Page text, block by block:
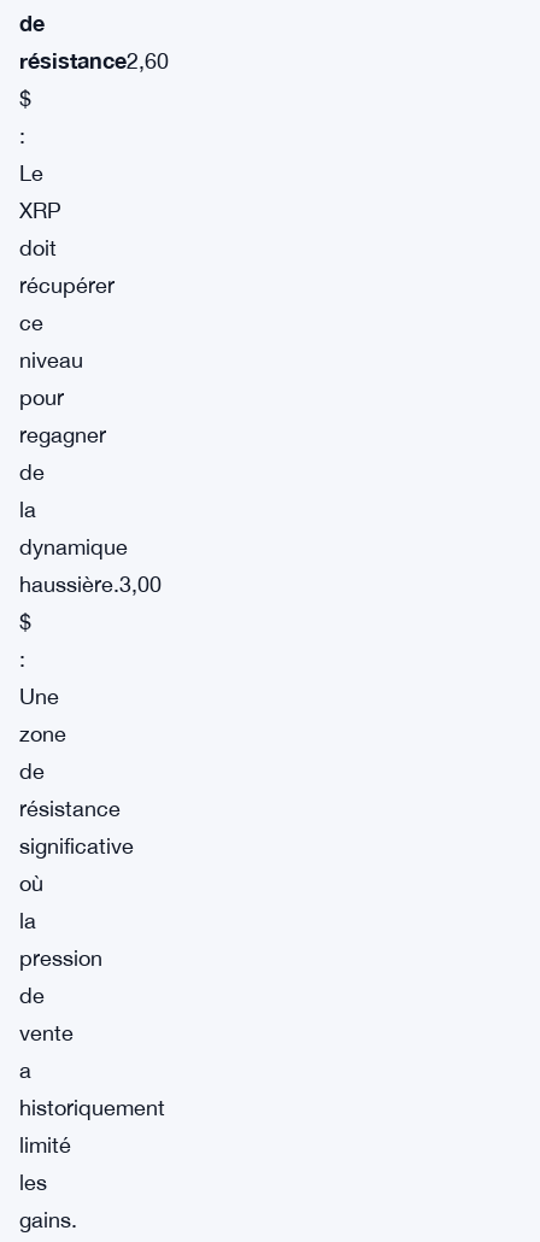
de
résistance2,60
$
:
Le
XRP
doit
récupérer
ce
niveau
pour
regagner
de
la
dynamique
haussière.3,00
$
:
Une
zone
de
résistance
significative
où
la
pression
de
vente
a
historiquement
limité
les
gains.